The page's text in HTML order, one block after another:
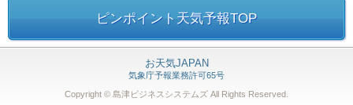
ピンポイント天気予報TOP
お天気JAPAN
気象庁予報業務許可65号
Copyright © 島津ビジネスシステムズ All Rights Reserved.